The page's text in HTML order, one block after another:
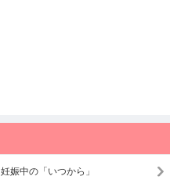
妊娠中の「いつから」